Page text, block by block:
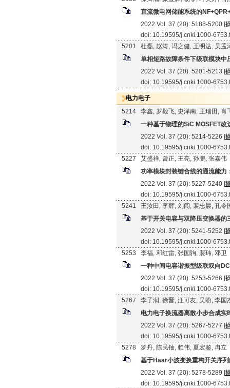
直流微电网储能系统的
2022 Vol. 37 (20): 5188-5200 [
doi: 10.19595/j.cnki.1000-
5201
杜磊, 赵涛, 冯之健, 王明达, 吴孟
单相短路故障条件下级联模块中
2022 Vol. 37 (20): 5201-5213 [
doi: 10.19595/j.cnki.1000-
电力电子
5214
李鑫, 罗毅飞, 史泽南, 王瑞田, 肖
一种基于物理的SiC MOSFET改
2022 Vol. 37 (20): 5214-5226 [
doi: 10.19595/j.cnki.1000-
5227
艾盛祥, 曾正, 王亮, 孙鹏, 张嘉伟
功率模块封装键合线的通流能力
2022 Vol. 37 (20): 5227-5240 [
doi: 10.19595/j.cnki.1000-
5241
王汝田, 李辉, 刘闯, 裴忠晨, 孔令
基于开关电容与双降压变换器的
2022 Vol. 37 (20): 5241-5252 [
doi: 10.19595/j.cnki.1000-
5253
李福, 邓红雷, 张国驹, 裴玮, 邓卫
一种中间电容谐振型级联双向
2022 Vol. 37 (20): 5253-5266 [
doi: 10.19595/j.cnki.1000-
5267
李子润, 徐晋, 汪可友, 吴盼, 李国
电力电子换流器离散小步合成实
2022 Vol. 37 (20): 5267-5277 [
doi: 10.19595/j.cnki.1000-
5278
罗丹, 陈民铀, 赖伟, 夏宏鉴, 冉立
基于Haar小波变换重构开关序
2022 Vol. 37 (20): 5278-5289 [
doi: 10.19595/j.cnki.1000-